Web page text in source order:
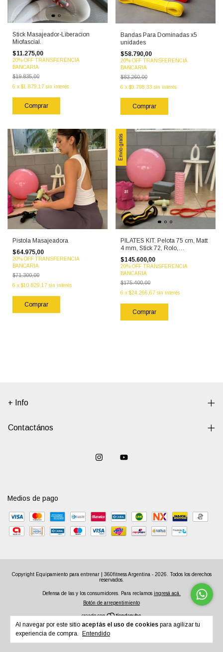
Al navegar por este sitio aceptás el uso de cookies para agilizar tu
experiencia de compra.
Entendido
Stick Masajeador-Liberacion
Miofascial.
$11.275,00
20% OFF TRANSFERENCIA
BANCARIA
$19.835,00
6 x $1.879,17 sin interés
Bandas Para Dominadas x5
unidades
$58.790,00
20% OFF TRANSFERENCIA
BANCARIA
$83.260,00
6 x $9.798,33 sin interés
Pistola Masajeadora
$64.975,00
20% OFF TRANSFERENCIA
BANCARIA
$71.300,00
6 x $10.829,17 sin interés
Envío gratis
PILATES KIT. Pelota 75 cm, Matt
4 mm, Stick 72, Rolo,
P.Masajeadora 120 , Banda
dominada roja, Banda larga,
Tobis 2 k, Banda circular
$145.600,00
20% OFF TRANSFERENCIA
BANCARIA
$175.400,00
6 x $24.266,67 sin interés
+ Info
Contactános
Medios de pago
Copyright Equipamiento para entrenar | 360fitness Argentina - 2026. Todos los derechos
reservados.
Defensa de las y los consumidores. Para reclamos ingresá acá.
Botón de arrepentimiento